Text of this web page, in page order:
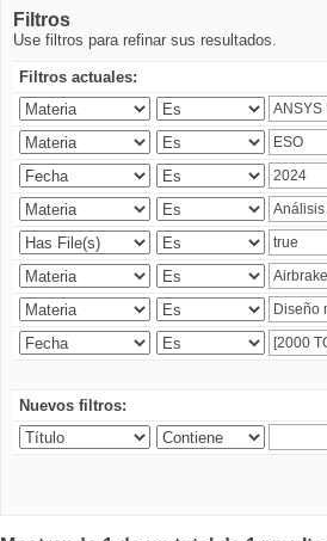
Filtros
Use filtros para refinar sus resultados.
Filtros actuales:
Nuevos filtros: